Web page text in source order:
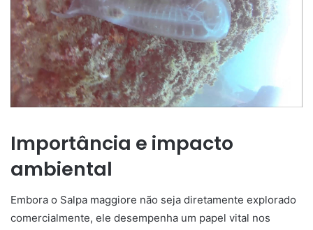
Importância e impacto
ambiental
Embora o Salpa maggiore não seja diretamente explorado
comercialmente, ele desempenha um papel vital nos